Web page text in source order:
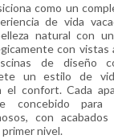
como un
de vida
natural con
con vistas
de diseño
un estilo de
el confort. Cada
concebido para
con
nivel.